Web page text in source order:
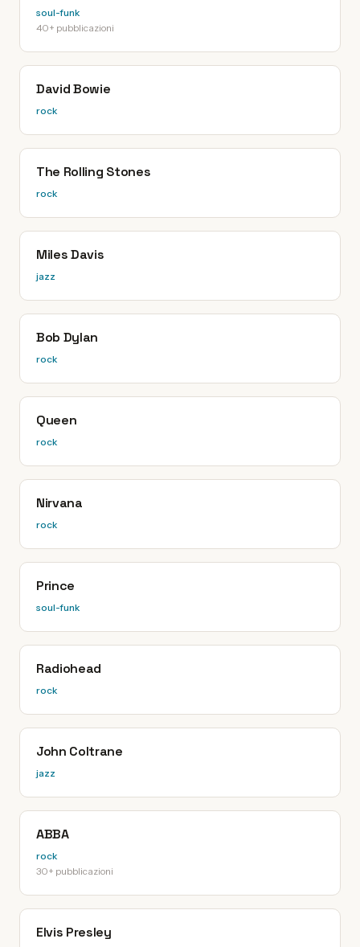
soul-funk
40+ pubblicazioni
David Bowie
rock
The Rolling Stones
rock
Miles Davis
jazz
Bob Dylan
rock
Queen
rock
Nirvana
rock
Prince
soul-funk
Radiohead
rock
John Coltrane
jazz
ABBA
rock
30+ pubblicazioni
Elvis Presley